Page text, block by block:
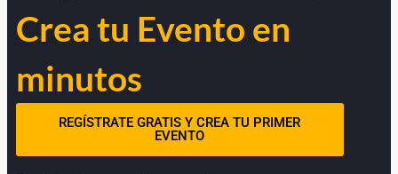
Crea tu Evento en
minutos
REGÍSTRATE GRATIS Y CREA TU PRIMER
EVENTO